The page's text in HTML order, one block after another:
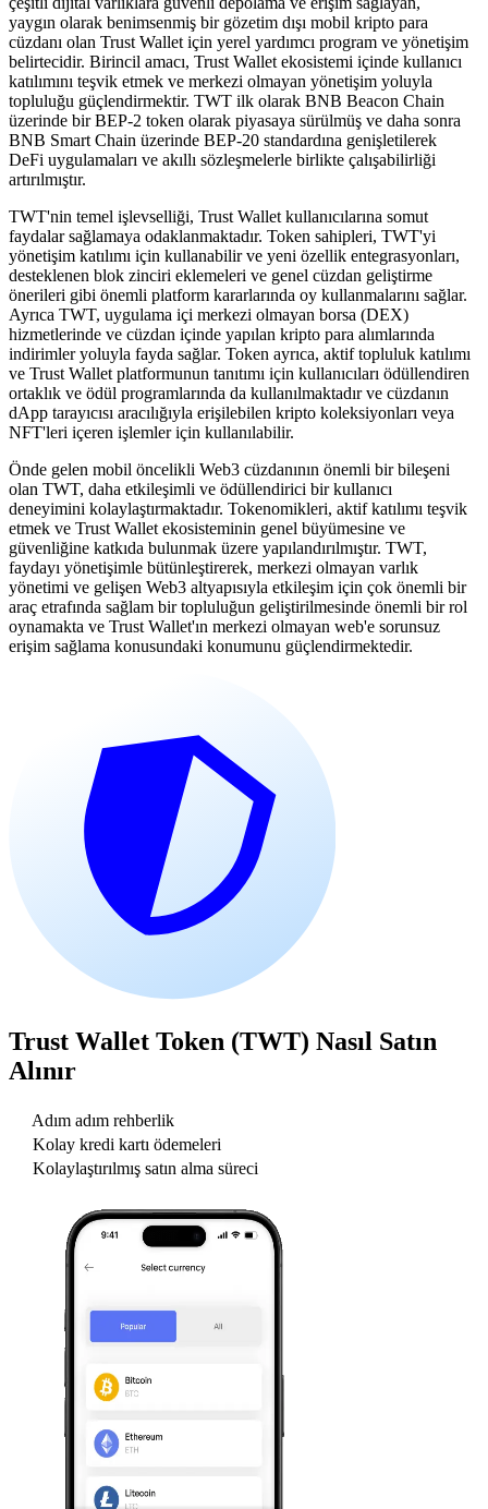
yaygın olarak benimsenmiş bir gözetim dışı mobil kripto para
cüzdanı olan Trust Wallet için yerel yardımcı program ve yönetişim
belirtecidir. Birincil amacı, Trust Wallet ekosistemi içinde kullanıcı
katılımını teşvik etmek ve merkezi olmayan yönetişim yoluyla
topluluğu güçlendirmektir. TWT ilk olarak BNB Beacon Chain
üzerinde bir BEP-2 token olarak piyasaya sürülmüş ve daha sonra
BNB Smart Chain üzerinde BEP-20 standardına genişletilerek
DeFi uygulamaları ve akıllı sözleşmelerle birlikte çalışabilirliği
artırılmıştır.
TWT'nin temel işlevselliği, Trust Wallet kullanıcılarına somut
faydalar sağlamaya odaklanmaktadır. Token sahipleri, TWT'yi
yönetişim katılımı için kullanabilir ve yeni özellik entegrasyonları,
desteklenen blok zinciri eklemeleri ve genel cüzdan geliştirme
önerileri gibi önemli platform kararlarında oy kullanmalarını sağlar.
Ayrıca TWT, uygulama içi merkezi olmayan borsa (DEX)
hizmetlerinde ve cüzdan içinde yapılan kripto para alımlarında
indirimler yoluyla fayda sağlar. Token ayrıca, aktif topluluk katılımı
ve Trust Wallet platformunun tanıtımı için kullanıcıları ödüllendiren
ortaklık ve ödül programlarında da kullanılmaktadır ve cüzdanın
dApp tarayıcısı aracılığıyla erişilebilen kripto koleksiyonları veya
NFT'leri içeren işlemler için kullanılabilir.
Önde gelen mobil öncelikli Web3 cüzdanının önemli bir bileşeni
olan TWT, daha etkileşimli ve ödüllendirici bir kullanıcı
deneyimini kolaylaştırmaktadır. Tokenomikleri, aktif katılımı teşvik
etmek ve Trust Wallet ekosisteminin genel büyümesine ve
güvenliğine katkıda bulunmak üzere yapılandırılmıştır. TWT,
faydayı yönetişimle bütünleştirerek, merkezi olmayan varlık
yönetimi ve gelişen Web3 altyapısıyla etkileşim için çok önemli bir
araç etrafında sağlam bir topluluğun geliştirilmesinde önemli bir rol
oynamakta ve Trust Wallet'ın merkezi olmayan web'e sorunsuz
erişim sağlama konusundaki konumunu güçlendirmektedir.
Trust Wallet Token (TWT) Nasıl Satın
Alınır
Adım adım rehberlik
Kolay kredi kartı ödemeleri
Kolaylaştırılmış satın alma süreci